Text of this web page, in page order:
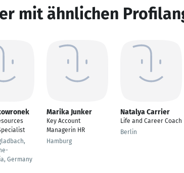
mit ähnlichen
Germany
Marika Junker
Key Account
Managerin HR
Hamburg
Natalya Carrier
Life and Career Coach
Berlin